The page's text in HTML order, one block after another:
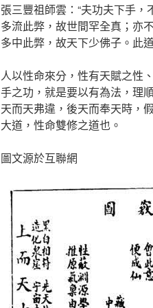
張三豐祖師雲：“夫功夫下手
多流此弊，故世間罕全真；亦
多中此弊，故天下少佛子。此
人以性命來分，性有天賦之性
手之功，就是要以有為法，理
天而天弗違，後天而奉天時，
大道，性命雙修之道也。
圖文源於互聯網